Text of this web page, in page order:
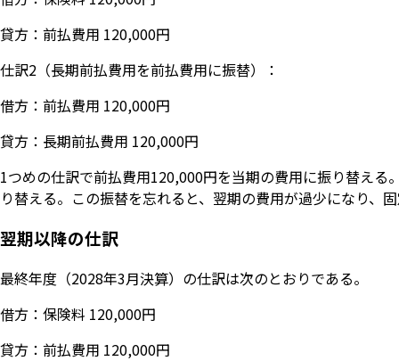
貸方：前払費用 120,000円
仕訳2（長期前払費用を前払費用に振替）：
借方：前払費用 120,000円
貸方：長期前払費用 120,000円
1つめの仕訳で前払費用120,000円を当期の費用に振り替え
り替える。この振替を忘れると、翌期の費用が過少になり、
翌期以降の仕訳
最終年度（2028年3月決算）の仕訳は次のとおりである。
借方：保険料 120,000円
貸方：前払費用 120,000円